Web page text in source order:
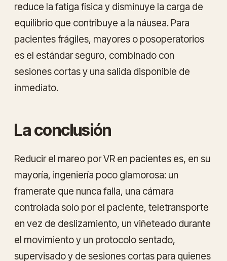
reduce la fatiga física y disminuye la carga de
equilibrio que contribuye a la náusea. Para
pacientes frágiles, mayores o posoperatorios
es el estándar seguro, combinado con
sesiones cortas y una salida disponible de
inmediato.
La conclusión
Reducir el mareo por VR en pacientes es, en su
mayoría, ingeniería poco glamorosa: un
framerate que nunca falla, una cámara
controlada solo por el paciente, teletransporte
en vez de deslizamiento, un viñeteado durante
el movimiento y un protocolo sentado,
supervisado y de sesiones cortas para quienes